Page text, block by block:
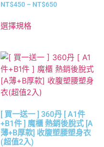
NT$450 – NT$650
選擇規格
[ 買一送一 ] 360丹 [ A1件
+B1件 ] 魔櫃 熱銷後脫式 [A
薄+B厚款] 收腹塑腰塑身衣
(超值2入)